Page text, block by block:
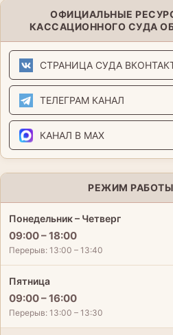
ОФИЦИАЛЬНЫЕ
КАССАЦИОННОГО СУДА
СТРАНИЦА СУДА
ТЕЛЕГРАМ КАНАЛ
КАНАЛ В MAX
РЕЖИМ
Понедельник – Четверг
09:00 – 18:00
Перерыв: 13:00 – 13:40
Пятница
09:00 – 16:00
Перерыв: 13:00 – 13:30